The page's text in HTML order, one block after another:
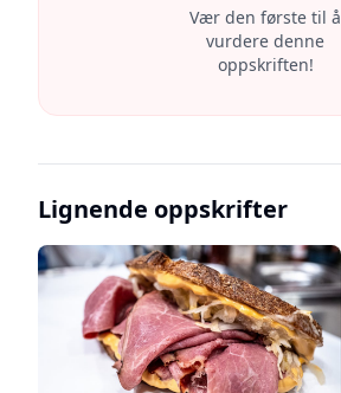
Vær den første til å
vurdere denne
oppskriften!
Lignende oppskrifter